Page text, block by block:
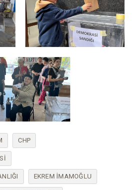
CHP
EKREM İMAMOĞLU